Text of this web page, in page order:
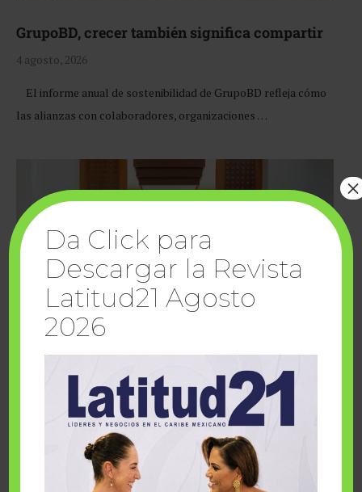
GrupoBD, crecer también significa compartir
4 agosto, 2026
El informe anual de sostenibilidad de GrupoBD refleja cómo
las alianzas con colaboradores, organizaciones …
Cuando la solidaridad inspira; cumplen
sueños Fairmont Mayakoba y Make-A-Wish
Da Click para
Descargar la Revista
Latitud21 Agosto
2026
×